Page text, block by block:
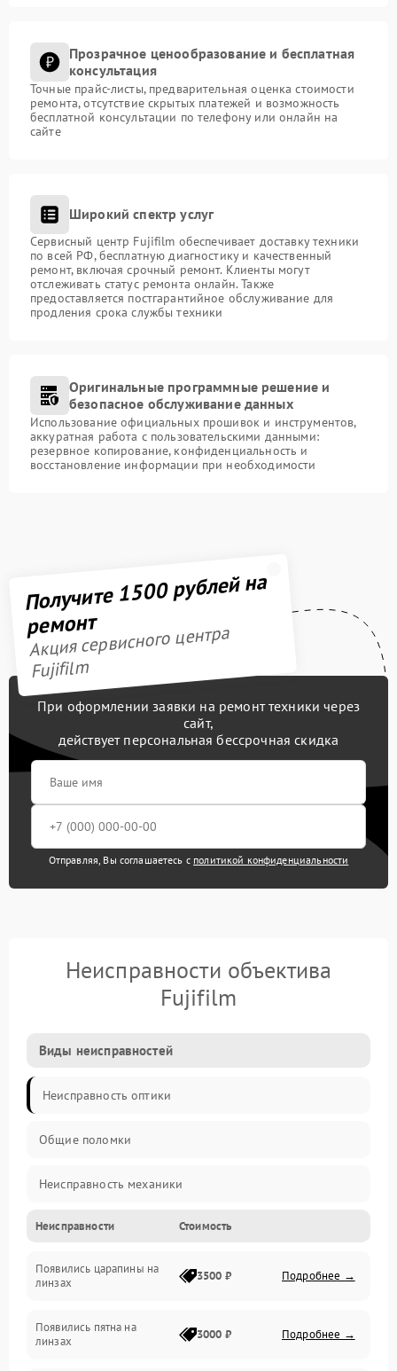
Прозрачное ценообразование и бесплатная
консультация
Точные прайс-листы, предварительная оценка стоимости
ремонта, отсутствие скрытых платежей и возможность
бесплатной консультации по телефону или онлайн на
сайте
Широкий спектр услуг
Сервисный центр Fujifilm обеспечивает доставку техники
по всей РФ, бесплатную диагностику и качественный
ремонт, включая срочный ремонт. Клиенты могут
отслеживать статус ремонта онлайн. Также
предоставляется постгарантийное обслуживание для
продления срока службы техники
Оригинальные программные решение и
безопасное обслуживание данных
Использование официальных прошивок и инструментов,
аккуратная работа с пользовательскими данными:
резервное копирование, конфиденциальность и
восстановление информации при необходимости
Получите 1500 рублей на
ремонт
Акция сервисного центра
Fujifilm
При оформлении заявки на ремонт техники через
сайт,
действует персональная бессрочная скидка
Отправляя, Вы соглашаетесь с политикой конфиденциальности
Неисправности объектива
Fujifilm
Виды неисправностей
Неисправность оптики
Общие поломки
Неисправность механики
Неисправность электроники (если объектив с мотором/
Прочие неисправности
Неисправности Стоимость
Появились царапины на
линзах
3500 ₽ Подробнее →
Появились пятна на
линзах
3000 ₽ Подробнее →